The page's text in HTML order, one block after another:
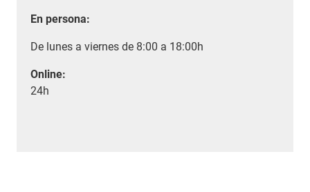
En persona:
De lunes a viernes de 8:00 a 18:00h
Online:
24h